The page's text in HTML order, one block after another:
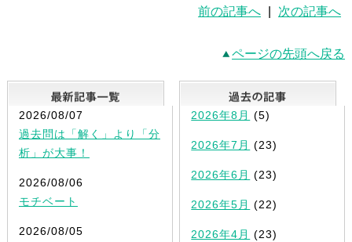
前の記事へ 次の記事へ
ページの先頭へ戻る
最新記事一覧
2026/08/07
過去問は「解く」より「分
析」が大事！
2026/08/06
モチベート
2026/08/05
2026年8月 (5)
2026年7月 (23)
2026年6月 (23)
2026年5月 (22)
2026年4月 (23)